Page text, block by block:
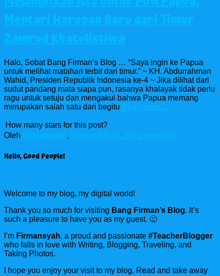
Mentari Harapan Baru dari Timur
Zamrud Khatulistiwa
Halo, Sobat Bang Firman’s Blog … “Saya ingin ke Papua
untuk melihat matahari terbit dari timur.” ~ KH. Abdurrahman
Wahid, Presiden Republik Indonesia ke-4 ~ Jika dilihat dari
sudut pandang mata siapa pun, rasanya khalayak tidak perlu
ragu untuk setuju dan mengakui bahwa Papua memang
merupakan salah satu dari begitu Read more…
How many stars for this post?
Oleh Firmansyah, 5 tahunJuli 30, 2021 yang lalu
Hello, Good People!
Welcome to my blog, my digital world!
Thank you so much for visiting Bang Firman’s Blog. It’s
such a pleasure to have you as my guest. 🙂
I’m Firmansyah, a proud and passionate #TeacherBlogger
who falls in love with Writing, Blogging, Traveling, and
Taking Photos.
I hope you enjoy your visit to my blog. Read and take away